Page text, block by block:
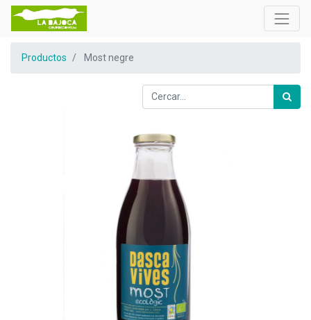
Productos Most negre